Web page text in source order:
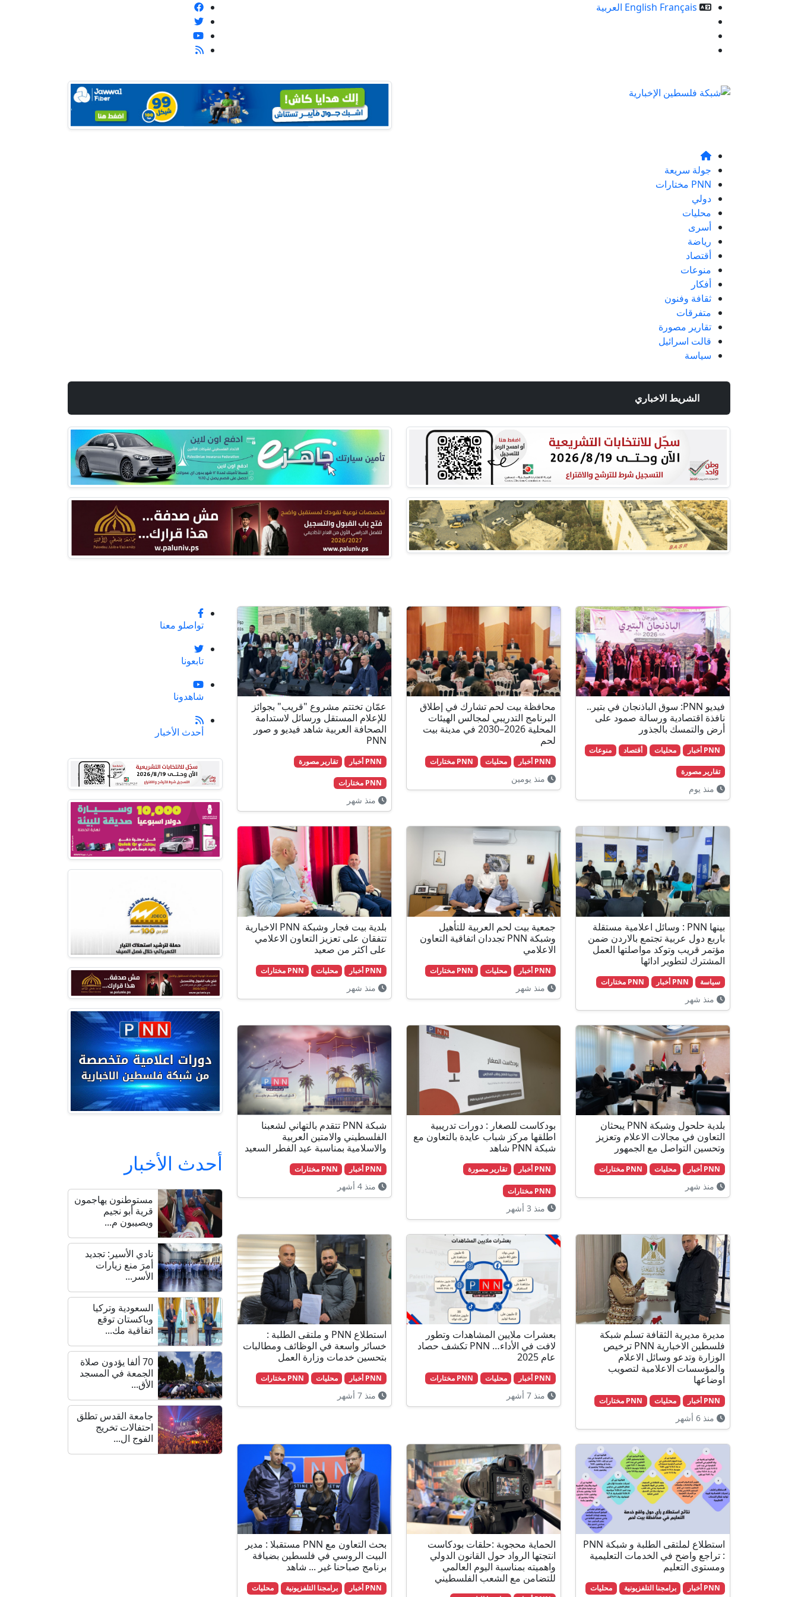
English Français
العربية
جولة سريعة
PNN مختارات
دولي
محليات
أسرى
رياضة
أقتصاد
منوعات
أفكار
ثقافة وفنون
متفرقات
تقارير مصورة
قالت اسرائيل
سياسة
الشريط الاخباري
فيديو PNN: سوق الباذنجان في بتير..
نافذة اقتصادية ورسالة صمود على
أرض والتمسك بالجذور
PNN أخبار محليات أقتصاد منوعات
تقارير مصورة
منذ يوم
محافظة بيت لحم تشارك في إطلاق
البرنامج التدريبي لمجالس الهيئات
المحلية 2026–2030 في مدينة بيت
لحم
PNN أخبار محليات PNN مختارات
منذ يومين
عمّان تختتم مشروع "قريب" بجوائز
للإعلام المستقل ورسائل لاستدامة
الصحافة العربية شاهد فيديو و صور
PNN
PNN أخبار تقارير مصورة
PNN مختارات
منذ شهر
بينها PNN : وسائل اعلامية مستقلة
باربع دول عربية تجتمع بالاردن ضمن
مؤتمر قريب وتوكد مواصلتها العمل
المشترك لتطوير ادائها
سياسة PNN أخبار PNN مختارات
منذ شهر
جمعية بيت لحم العربية للتأهيل
وشبكة PNN تجددان اتفاقية التعاون
الاعلامي
PNN أخبار محليات PNN مختارات
منذ شهر
بلدية بيت فجار وشبكة PNN الاخبارية
تتفقان على تعزيز التعاون الاعلامي
على اكثر من صعيد
PNN أخبار محليات PNN مختارات
منذ شهر
بلدية حلحول وشبكة PNN يبحثان
التعاون في مجالات الاعلام وتعزيز
وتحسين التواصل مع الجمهور
PNN أخبار محليات PNN مختارات
منذ شهر
بودكاست للصغار : دورات تدريبية
اطلقها مركز شباب عايدة بالتعاون مع
شبكة PNN شاهد
PNN أخبار تقارير مصورة
PNN مختارات
منذ 3 أشهر
شبكة PNN تتقدم بالتهاني لشعبنا
الفلسطيني والامتين العربية
والاسلامية بمناسبة عيد الفطر السعيد
PNN أخبار PNN مختارات
منذ 4 أشهر
مديرة مديرية الثقافة تسلم شبكة
فلسطين الاخبارية PNN ترخيص
الوزارة وتدعو وسائل الاعلام
والمؤسسات الاعلامية لتصويب
اوضاعها
PNN أخبار محليات PNN مختارات
منذ 6 أشهر
بعشرات ملايين المشاهدات وتطور
لافت في الأداء… PNN تكشف حصاد
عام 2025
PNN أخبار محليات PNN مختارات
منذ 7 أشهر
استطلاع PNN و ملتقى الطلبة :
خسائر واسعة في الوظائف ومطالبات
بتحسين خدمات وزارة العمل
PNN أخبار محليات PNN مختارات
منذ 7 أشهر
استطلاع لملتقى الطلبة و شبكة PNN
: تراجع واضح في الخدمات التعليمية
ومستوى التعليم
PNN أخبار برامجنا التلفزيونية محليات
الحماية محجوبة :حلقات بودكاست
انتجتها الرواد حول القانون الدولي
واهميته بمناسبة اليوم العالمي
للتضامن مع الشعب الفلسطيني
بحث التعاون مع PNN مستقبلا : مدير
البيت الروسي في فلسطين بضيافة
برنامج صباحنا غير ... شاهد
PNN أخبار برامجنا التلفزيونية محليات
تواصلو معنا
تابعونا
شاهدونا
أحدث الأخبار
أحدث الأخبار
مستوطنون يهاجمون
قرية أبو نجيم
ويصيبون م...
نادي الأسير: تجديد
أمرَ منع زيارات
الأسر...
السعودية وتركيا
وباكستان توقع
اتفاقية مك...
70 ألفا يؤدون صلاة
الجمعة في المسجد
الأق...
جامعة القدس تطلق
احتفالات تخريج
الفوج ال...